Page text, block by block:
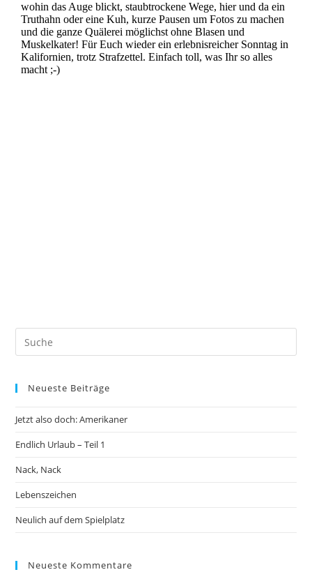
Neueste Beiträge
Jetzt also doch: Amerikaner
Endlich Urlaub – Teil 1
Nack, Nack
Lebenszeichen
Neulich auf dem Spielplatz
Neueste Kommentare